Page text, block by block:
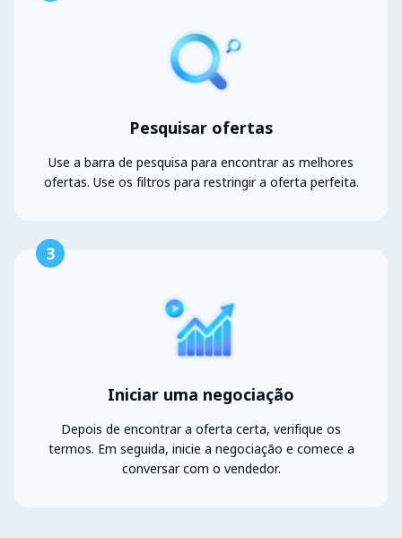
Pesquisar ofertas
Use a barra de pesquisa para encontrar as melhores
ofertas. Use os filtros para restringir a oferta perfeita.
3
Iniciar uma negociação
Depois de encontrar a oferta certa, verifique os
termos. Em seguida, inicie a negociação e comece a
conversar com o vendedor.